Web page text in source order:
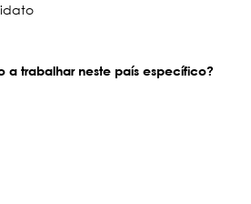
a trabalhar neste país específico?